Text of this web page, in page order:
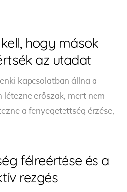
hogy mások
az utadat
kapcsolatban állna a
létezne erőszak, mert nem
a fenyegetettség érzése,
félreértése és a
rezgés